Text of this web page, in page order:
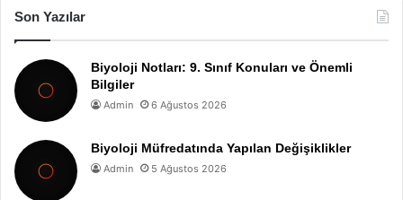
Son Yazılar
Biyoloji Notları: 9. Sınıf Konuları ve Önemli
Bilgiler
Admin 6 Ağustos 2026
Biyoloji Müfredatında Yapılan Değişiklikler
Admin 5 Ağustos 2026